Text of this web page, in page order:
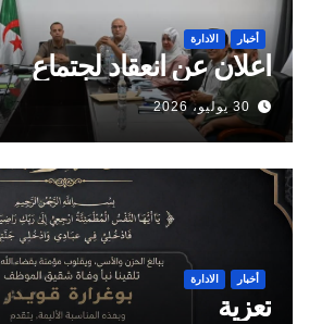
أخبار الادارة
اعلان عن انعقاد لجتماع
30 يوليو، 2026
أخبار الادارة
تعزية